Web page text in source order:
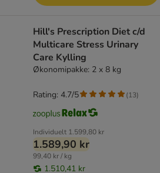
Hill's Prescription Diet c/d
Multicare Stress Urinary
Care Kylling
Økonomipakke: 2 x 8 kg
Individuelt 1.599,80 kr
1.589,90 kr
99,40 kr / kg
1.510,41 kr
Rating: 4.7/5 (13)